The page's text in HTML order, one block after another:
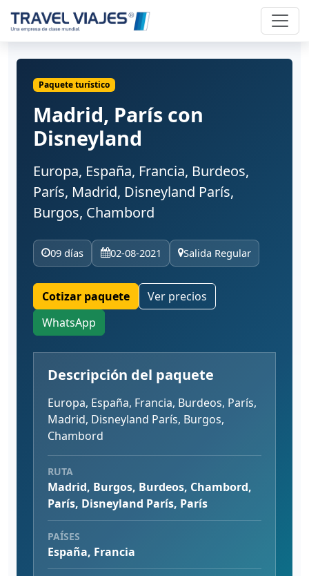
Paquete turístico
Madrid, París con
Disneyland
Europa, España, Francia, Burdeos,
París, Madrid, Disneyland París,
Burgos, Chambord
09 días 02-08-2021 Salida Regular
Cotizar paquete
Ver precios
WhatsApp
Descripción del paquete
Europa, España, Francia, Burdeos, París,
Madrid, Disneyland París, Burgos,
Chambord
RUTA
Madrid, Burgos, Burdeos, Chambord,
París, Disneyland París, París
PAÍSES
España, Francia